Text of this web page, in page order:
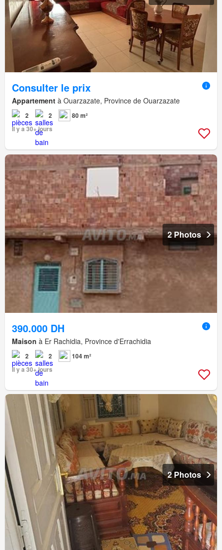
Consulter le prix
Appartement à Ouarzazate, Province de Ouarzazate
2 2
80 m²
Il y a 30+ jours
2 Photos
390.000 DH
Maison à Er Rachidia, Province d'Errachidia
2 2
104 m²
Il y a 30+ jours
2 Photos